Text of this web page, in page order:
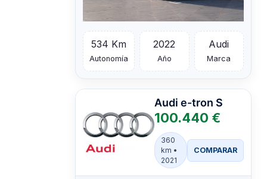
534 Km
Autonomía
2022
Año
Audi
Marca
Audi e-tron S
100.440 €
360
km •
2021
COMPARAR